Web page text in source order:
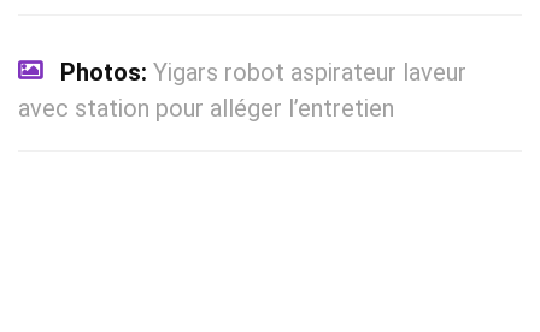
Photos: Yigars robot aspirateur laveur
avec station pour alléger l’entretien